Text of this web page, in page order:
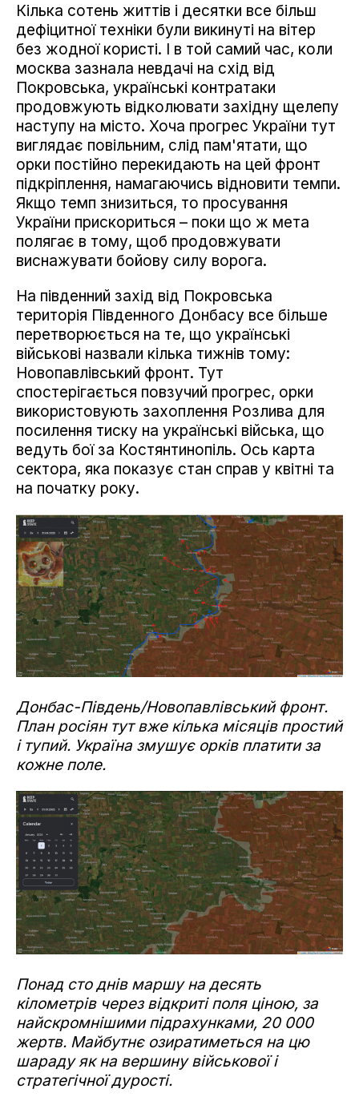
Кілька сотень життів і десятки все більш
дефіцитної техніки були викинуті на вітер
без жодної користі. І в той самий час, коли
москва зазнала невдачі на схід від
Покровська, українські контратаки
продовжують відколювати західну щелепу
наступу на місто. Хоча прогрес України тут
виглядає повільним, слід пам'ятати, що
орки постійно перекидають на цей фронт
підкріплення, намагаючись відновити темпи.
Якщо темп знизиться, то просування
України прискориться – поки що ж мета
полягає в тому, щоб продовжувати
виснажувати бойову силу ворога.
На південний захід від Покровська
територія Південного Донбасу все більше
перетворюється на те, що українські
військові назвали кілька тижнів тому:
Новопавлівський фронт. Тут
спостерігається повзучий прогрес, орки
використовують захоплення Розлива для
посилення тиску на українські війська, що
ведуть бої за Костянтинопіль. Ось карта
сектора, яка показує стан справ у квітні та
на початку року.
Донбас-Південь/Новопавлівський фронт.
План росіян тут вже кілька місяців простий
і тупий. Україна змушує орків платити за
кожне поле.
Понад сто днів маршу на десять
кілометрів через відкриті поля ціною, за
найскромнішими підрахунками, 20 000
жертв. Майбутнє озиратиметься на цю
шараду як на вершину військової і
стратегічної дурості.